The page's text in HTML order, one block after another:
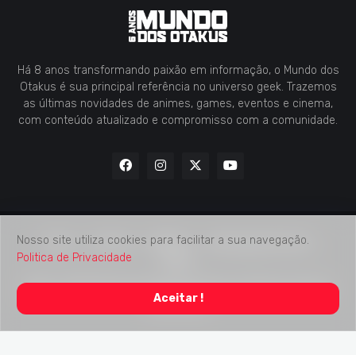
Há 8 anos transformando paixão em informação, o Mundo dos
Otakus é sua principal referência no universo geek. Trazemos
as últimas novidades de animes, games, eventos e cinema,
com conteúdo atualizado e compromisso com a comunidade.
Reservados
Home Contato Midia Kit
Verificação de Fatos
Nosso site utiliza cookies para facilitar a sua navegação.
Politica de Privacidade
Aceitar !